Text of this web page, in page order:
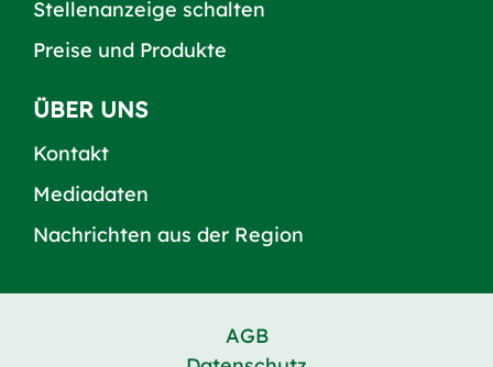
Stellenanzeige schalten
Preise und Produkte
ÜBER UNS
Kontakt
Mediadaten
Nachrichten aus der Region
AGB